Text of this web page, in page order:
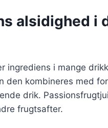
alsidighed i
ingrediens i mange
den kombineres med
drik.
frugtsafter.